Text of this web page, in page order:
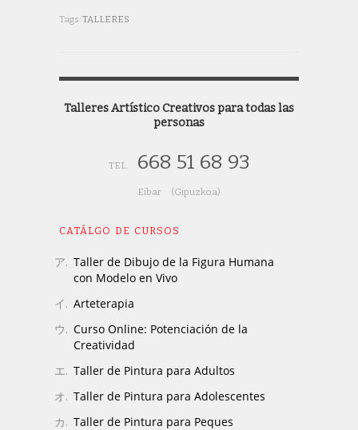
Tags:TALLERES
Talleres Artístico Creativos para todas las
personas
TEL. 668 51 68 93
Eibar (Gipuzkoa)
CATÁLGO DE CURSOS
Taller de Dibujo de la Figura Humana
con Modelo en Vivo
Arteterapia
Curso Online: Potenciación de la
Creatividad
Taller de Pintura para Adultos
Taller de Pintura para Adolescentes
Taller de Pintura para Peques